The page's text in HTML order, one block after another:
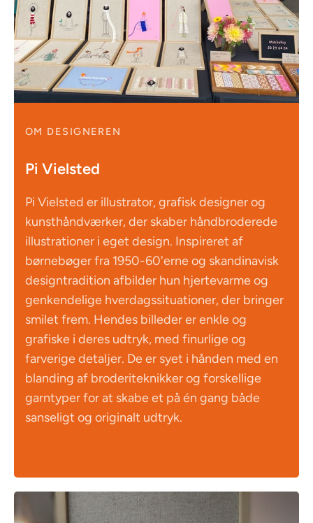
OM DESIGNEREN
Pi Vielsted
Pi Vielsted er illustrator, grafisk designer og
kunsthåndværker, der skaber håndbroderede
illustrationer i eget design. Inspireret af
børnebøger fra 1950-60'erne og skandinavisk
designtradition afbilder hun hjertevarme og
genkendelige hverdagssituationer, der bringer
smilet frem. Hendes billeder er enkle og
grafiske i deres udtryk, med finurlige og
farverige detaljer. De er syet i hånden med en
blanding af broderiteknikker og forskellige
garntyper for at skabe et på én gang både
sanseligt og originalt udtryk.